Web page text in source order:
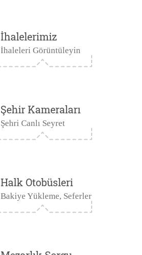
İhalelerimiz
İhaleleri Görüntüleyin
Şehir Kameraları
Şehri Canlı Seyret
Halk Otobüsleri
Bakiye Yükleme, Seferler